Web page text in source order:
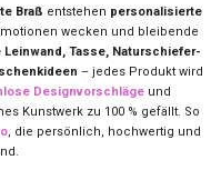
Braß entstehen personalisierte
wecken und bleibende
Tasse, Naturschiefer-
– jedes Produkt wird
Designvorschläge und
Kunstwerk zu 100 % gefällt. So
, die persönlich, hochwertig und